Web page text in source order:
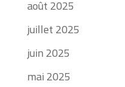
août 2025
juillet 2025
juin 2025
mai 2025